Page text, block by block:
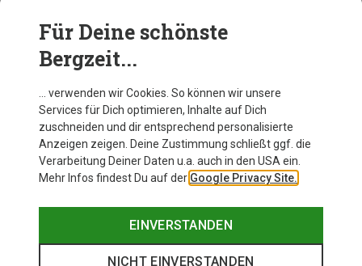
Läufe. Jetzt bestellen und sparen!
Für Deine schönste
Bergzeit...
… verwenden wir Cookies. So können wir unsere
Services für Dich optimieren, Inhalte auf Dich
zuschneiden und dir entsprechend personalisierte
Anzeigen zeigen. Deine Zustimmung schließt ggf. die
Verarbeitung Deiner Daten u.a. auch in den USA ein.
Mehr Infos findest Du auf der Google Privacy Site.
EINVERSTANDEN
NICHT EINVERSTANDEN